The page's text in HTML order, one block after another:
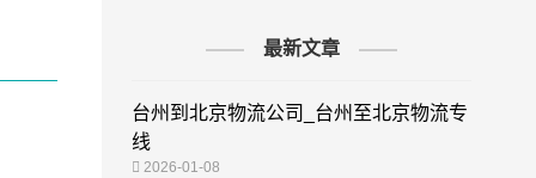
最新文章
台州到北京物流公司_台州至北京物流专
线
2026-01-08